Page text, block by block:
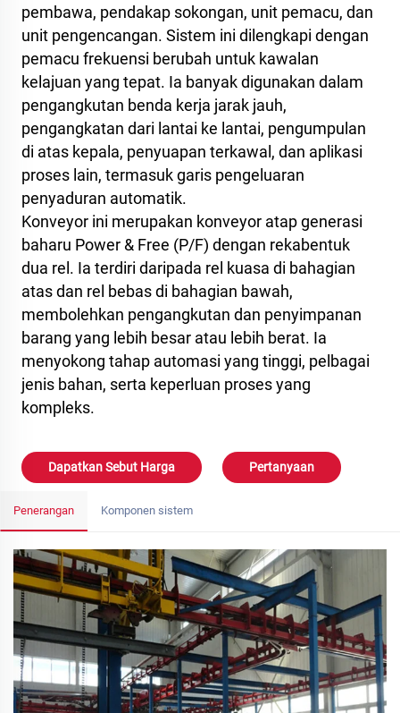
pembawa, pendakap sokongan, unit pemacu, dan
unit pengencangan. Sistem ini dilengkapi dengan
pemacu frekuensi berubah untuk kawalan
kelajuan yang tepat. Ia banyak digunakan dalam
pengangkutan benda kerja jarak jauh,
pengangkatan dari lantai ke lantai, pengumpulan
di atas kepala, penyuapan terkawal, dan aplikasi
proses lain, termasuk garis pengeluaran
penyaduran automatik.
Konveyor ini merupakan konveyor atap generasi
baharu Power & Free (P/F) dengan rekabentuk
dua rel. Ia terdiri daripada rel kuasa di bahagian
atas dan rel bebas di bahagian bawah,
membolehkan pengangkutan dan penyimpanan
barang yang lebih besar atau lebih berat. Ia
menyokong tahap automasi yang tinggi, pelbagai
jenis bahan, serta keperluan proses yang
kompleks.
Dapatkan Sebut Harga Pertanyaan
Penerangan Komponen sistem